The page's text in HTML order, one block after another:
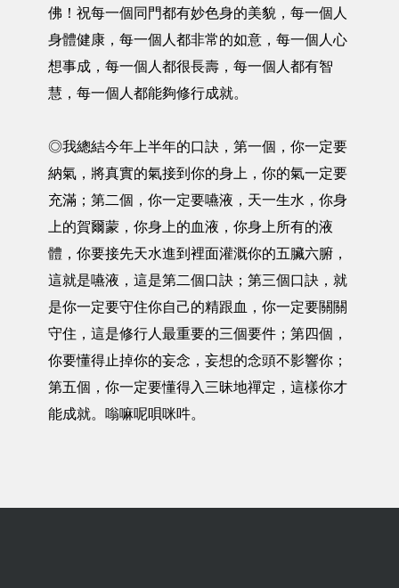
佛！祝每一個同門都有妙色身的美貌，每一個人
身體健康，每一個人都非常的如意，每一個人心
想事成，每一個人都很長壽，每一個人都有智
慧，每一個人都能夠修行成就。
◎我總結今年上半年的口訣，第一個，你一定要
納氣，將真實的氣接到你的身上，你的氣一定要
充滿；第二個，你一定要嚥液，天一生水，你身
上的賀爾蒙，你身上的血液，你身上所有的液
體，你要接先天水進到裡面灌溉你的五臟六腑，
這就是嚥液，這是第二個口訣；第三個口訣，就
是你一定要守住你自己的精跟血，你一定要關關
守住，這是修行人最重要的三個要件；第四個，
你要懂得止掉你的妄念，妄想的念頭不影響你；
第五個，你一定要懂得入三昧地禪定，這樣你才
能成就。嗡嘛呢唄咪吽。